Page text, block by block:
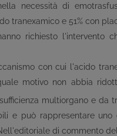
necessità di
tranexamico e 51% con
richiesto l'intervento
con cui l'acido
motivo non abbia
multiorgano e da
e può rappresentare uno
di commento